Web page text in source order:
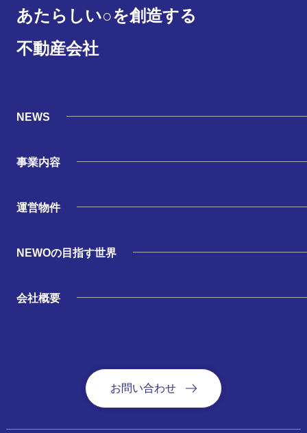
あたらしい○を創造する
不動産会社
NEWS
事業内容
運営物件
NEWOの目指す世界
会社概要
お問い合わせ